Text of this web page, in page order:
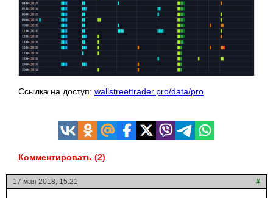
Ссылка на доступ: wallstreettrader.pro/data/pro
Комментировать (2)
17 мая 2018, 15:21 #